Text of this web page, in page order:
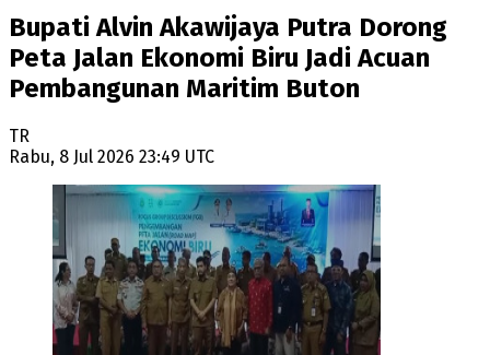
Bupati Alvin Akawijaya Putra Dorong
Peta Jalan Ekonomi Biru Jadi Acuan
Pembangunan Maritim Buton
TR
Rabu, 8 Jul 2026 23:49 UTC